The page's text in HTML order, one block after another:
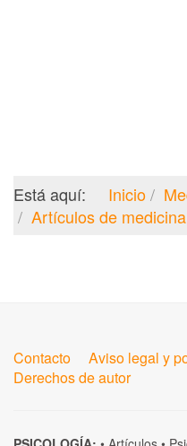
Está aquí: Inicio
Artículos de medicina
Contacto Aviso legal y
Derechos de autor